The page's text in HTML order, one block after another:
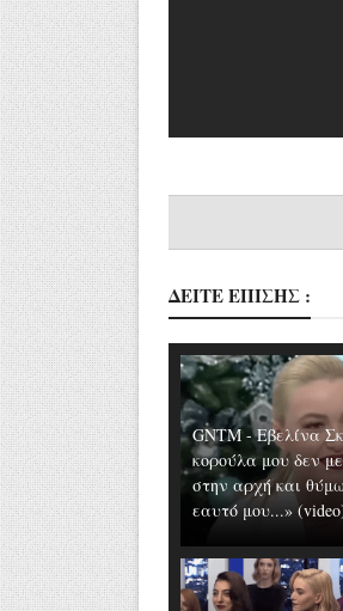
ΔΕΙΤΕ ΕΠΙΣΗΣ :
GNTM - Εβελίνα
κορούλα μου δεν
στην αρχή και
εαυτό μου...»